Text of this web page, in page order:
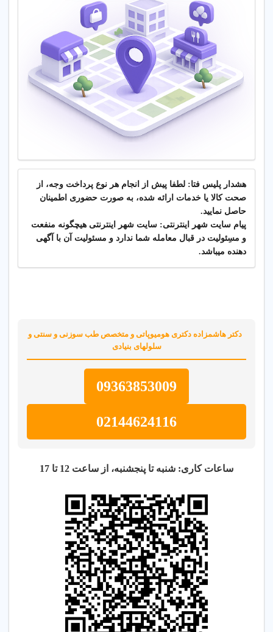
هشدار پلیس فتا: لطفا پیش از انجام هر نوع پرداخت وجه، از
صحت کالا یا خدمات ارائه شده، به صورت حضوری اطمینان
حاصل نمایید.
پیام سایت شهر اینترنتی: سایت شهر اینترنتی هیچگونه منفعت
و مسِئولیت در قبال معامله شما ندارد و مسئولیت آن با آگهی
دهنده میباشد.
دکتر هاشمزاده دکتری هومیوپاتی و متخصص طب سوزنی و سنتی و
سلولهای بنیادی
09363853009
02144624116
ساعات کاری: شنبه تا پنجشنبه، از ساعت 12 تا 17